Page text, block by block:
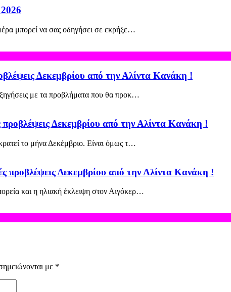
μπορεί να σας οδηγήσει σε εκρήξε…
Δεκεμβρίου από την Αλίντα Κανάκη !
με τα προβλήματα που θα προκ…
Δεκεμβρίου από την Αλίντα Κανάκη !
το μήνα Δεκέμβριο. Είναι όμως τ…
προβλέψεις Δεκεμβρίου από την Αλίντα Κανάκη !
και η ηλιακή έκλειψη στον Αιγόκερ…
με *